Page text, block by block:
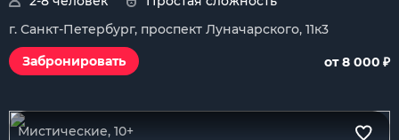
г. Санкт-Петербург, проспект Луначарского, 11к3
Забронировать
от 8 000 ₽
Мистические, 10+